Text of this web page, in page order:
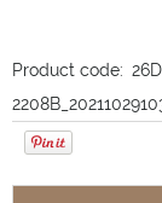
Product code: